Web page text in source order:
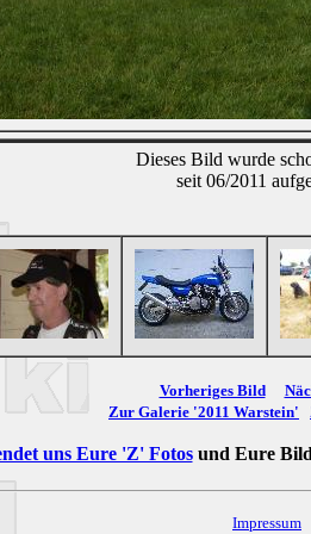
Dieses Bild wurde
seit 06/2011
Vorheriges Bild
Zur Galerie '2011 Warstein'
uns Eure 'Z' Fotosund Eure
Impressum